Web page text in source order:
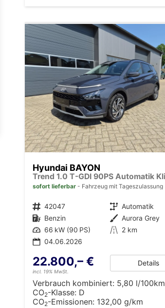
Hyundai BAYON
sofort lieferbar Fahrzeug mit Tageszulassung
Fahrzeugnr. 42047 Getriebe Automatik
Kraftstoff Benzin Außenfarbe Aurora Grey
Leistung 66 kW (90 PS) Kilometerstand 2 km
04.06.2026
22.800,– €
incl. 19% MwSt.
Details
Verbrauch kombiniert: 5,80 l/100km
CO2-Klasse: D
CO2-Emissionen: 132,00 g/km